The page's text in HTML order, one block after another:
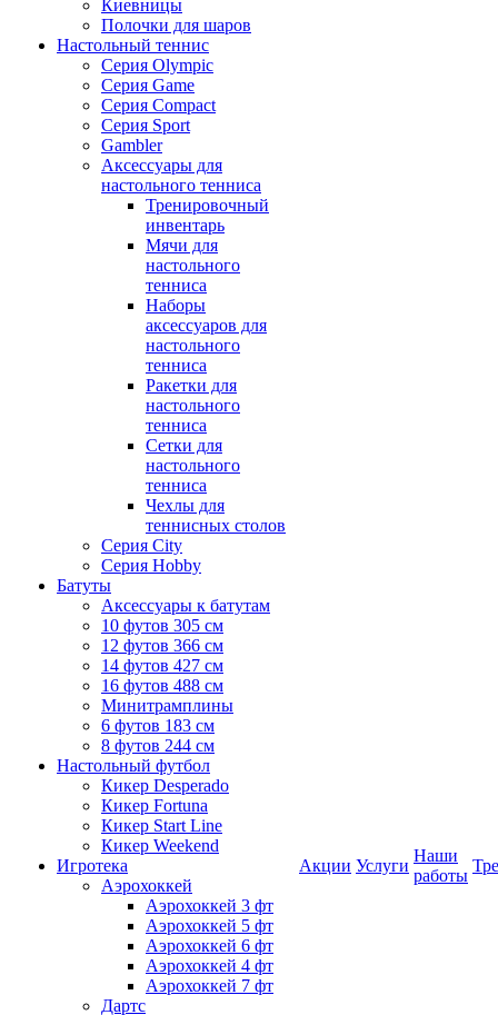
Киевницы
Полочки для шаров
Настольный теннис
Серия Olympic
Серия Game
Серия Compact
Серия Sport
Gambler
Аксессуары для
настольного тенниса
Тренировочный
инвентарь
Мячи для
настольного
тенниса
Наборы
аксессуаров для
настольного
тенниса
Ракетки для
настольного
тенниса
Сетки для
настольного
тенниса
Чехлы для
теннисных столов
Серия City
Серия Hobby
Батуты
Аксессуары к батутам
10 футов 305 см
12 футов 366 см
14 футов 427 см
16 футов 488 см
Минитрамплины
6 футов 183 см
8 футов 244 см
Настольный футбол
Кикер Desperado
Кикер Fortuna
Кикер Start Line
Кикер Weekend
Игротека
Аэрохоккей
Аэрохоккей 3 фт
Аэрохоккей 5 фт
Аэрохоккей 6 фт
Аэрохоккей 4 фт
Аэрохоккей 7 фт
Дартс
Акции Услуги
Наши
работы